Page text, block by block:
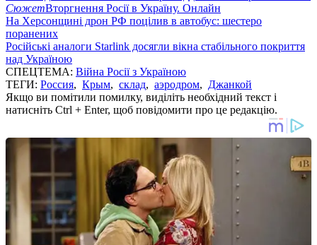
СюжетВторгнення Росії в Україну. Онлайн
На Херсонщині дрон РФ поцілив в автобус: шестеро
поранених
Російські аналоги Starlink досягли вікна стабільного покриття
над Україною
СПЕЦТЕМА: Війна Росії з Україною
ТЕГИ: Россия, Крым, склад, аэродром, Джанкой
Якщо ви помітили помилку, виділіть необхідний текст і
натисніть Ctrl + Enter, щоб повідомити про це редакцію.